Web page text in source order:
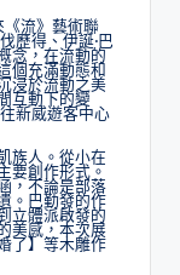
《流》藝術聯
歷得、伊誕·巴
念，在流動的
個充滿動態和
浸於流動之美
互動下的變
新威遊客中心
族人。從小在
要創作形式。
，不論是部落
。巴勤發的作
立體派啟發的
美感，本次展
了】等木雕作